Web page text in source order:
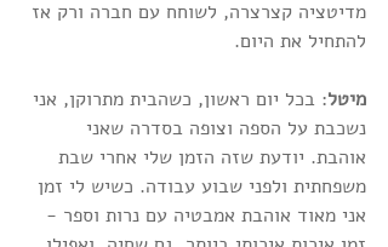
מדיטציה קצרצרה, לשוחח עם חברה ורק אז
להתחיל את היום.
מיטל: בכל יום ראשון, כשהבית מתרוקן, אני
נשכבת על הספה וצופה בסדרה שאני
אוהבת. יודעת שזה הזמן שלי אחרי שבת
משפחתית ולפני שבוע עבודה. כשיש לי זמן
אני מאוד אוהבת אמבטיה עם נרות וספר -